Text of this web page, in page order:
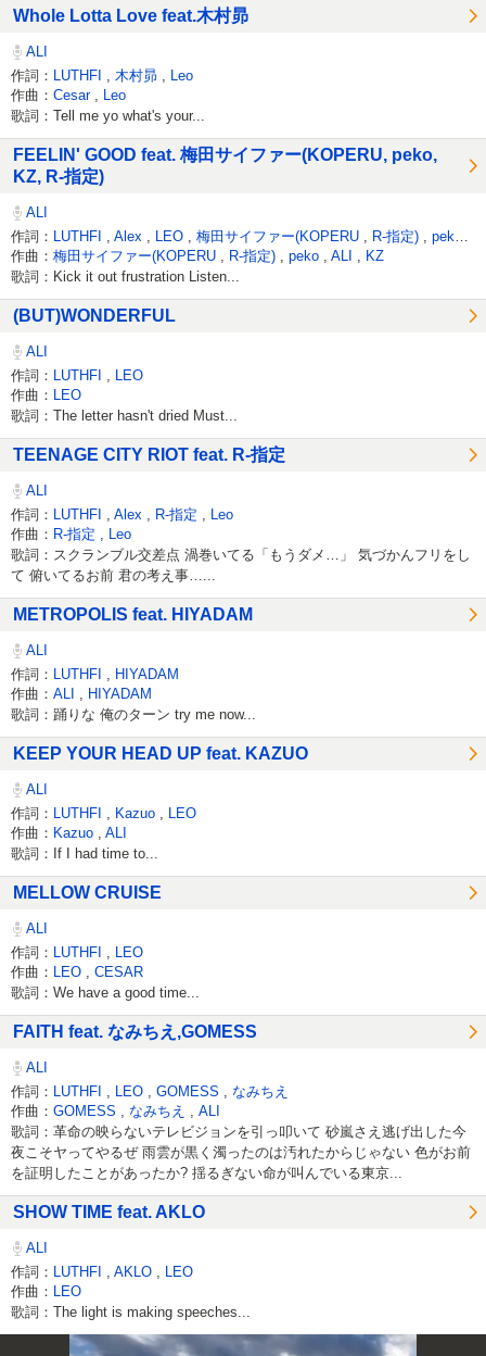
Whole Lotta Love feat.木村昴
ALI
作詞： LUTHFI 木村昴
Leo
作曲： Cesar Leo
歌詞：Tell me yo what's your...
FEELIN' GOOD feat. 梅田サイファー(KOPERU, peko,
KZ, R-指定)
ALI
作詞： LUTHFI Alex LEO 梅田サイファー(KOPERU R-指定) peko
作曲： 梅田サイファー(KOPERU R-指定) peko ALI KZ
歌詞：Kick it out frustration Listen...
(BUT)WONDERFUL
ALI
作詞： LUTHFI
LEO
作曲：
LEO
歌詞：The letter hasn't dried Must...
TEENAGE CITY RIOT feat. R-指定
ALI
作詞： LUTHFI Alex R-指定
Leo
作曲： R-指定 Leo
歌詞：スクランブル交差点 渦巻いてる「もうダメ…」 気づかんフリをし
て 俯いてるお前 君の考え事…...
METROPOLIS feat. HIYADAM
ALI
作詞： LUTHFI
HIYADAM
作曲： ALI HIYADAM
歌詞：踊りな 俺のターン try me now...
KEEP YOUR HEAD UP feat. KAZUO
ALI
作詞： LUTHFI Kazuo
LEO
作曲： Kazuo ALI
歌詞：If I had time to...
MELLOW CRUISE
ALI
作詞： LUTHFI
LEO
作曲：
LEO CESAR
歌詞：We have a good time...
FAITH feat. なみちえ,GOMESS
ALI
作詞： LUTHFI LEO GOMESS
なみちえ
作曲： GOMESS なみちえ ALI
歌詞：革命の映らないテレビジョンを引っ叩いて 砂嵐さえ逃げ出した今
夜こそヤってやるぜ 雨雲が黒く濁ったのは汚れたからじゃない 色がお前
を証明したことがあったか? 揺るぎない命が叫んでいる東京...
SHOW TIME feat. AKLO
ALI
作詞： LUTHFI AKLO
LEO
作曲：
LEO
歌詞：The light is making speeches...